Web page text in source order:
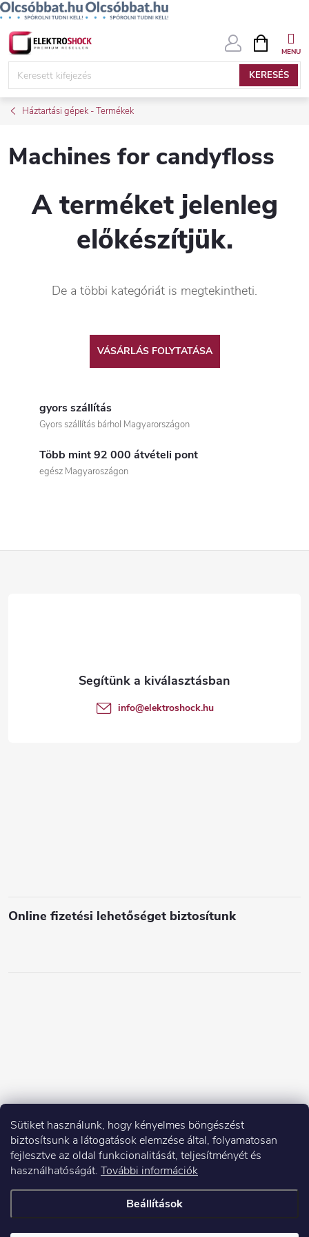
Sütiket használunk, hogy kényelmes böngészést
biztosítsunk a látogatások elemzése által, folyamatosan
fejlesztve az oldal funkcionalitását, teljesítményét és
használhatóságát. További információk
Beállítások
Ugrás
KERESÉS
KOSÁR
Háztartási gépek - Termékek
Machines for candyfloss
A terméket jelenleg
előkészítjük.
De a többi kategóriát is megtekintheti.
VÁSÁRLÁS FOLYTATÁSA
gyors szállítás
Gyors szállítás bárhol Magyarországon
Több mint 92 000 átvételi pont
egész Magyaroszágon
Online fizetési lehetőséget biztosítunk
info@elektroshock.hu
Copyright 2026Elektroshock.hu. Minden jog fenntartva.